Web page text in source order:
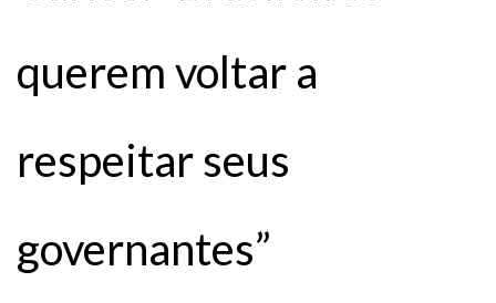
querem voltar a
respeitar seus
governantes”